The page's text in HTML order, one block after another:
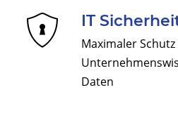
IT
Maximaler
Daten